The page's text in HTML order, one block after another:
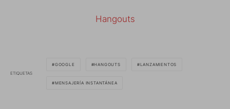
Hangouts
ETIQUETAS
GOOGLE HANGOUTS LANZAMIENTOS
MENSAJERÍA INSTANTÁNEA